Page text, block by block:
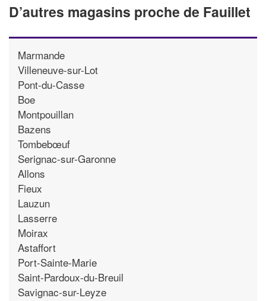
D’autres magasins proche de Fauillet
Marmande
Villeneuve-sur-Lot
Pont-du-Casse
Boe
Montpouillan
Bazens
Tombebœuf
Serignac-sur-Garonne
Allons
Fieux
Lauzun
Lasserre
Moirax
Astaffort
Port-Sainte-Marie
Saint-Pardoux-du-Breuil
Savignac-sur-Leyze